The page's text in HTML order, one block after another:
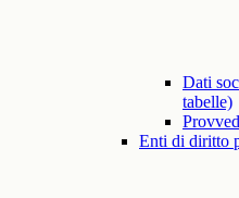
Dati
tabelle)
Enti di diritto